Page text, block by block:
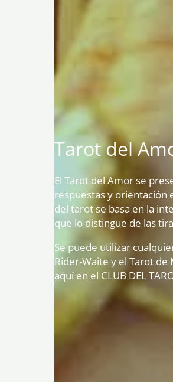
Tarot del
El Tarot del Amor se
respuestas y orientación
del tarot se basa en la
que lo distingue de las
Se puede utilizar
Rider-Waite y el Tarot
aquí en el CLUB DEL